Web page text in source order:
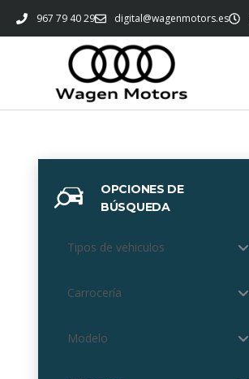
967 79 40 29 digital@wagenmotors.es
OPCIONES DE
BÚSQUEDA
Tipos de vehiculos
Carrocería
Modelo